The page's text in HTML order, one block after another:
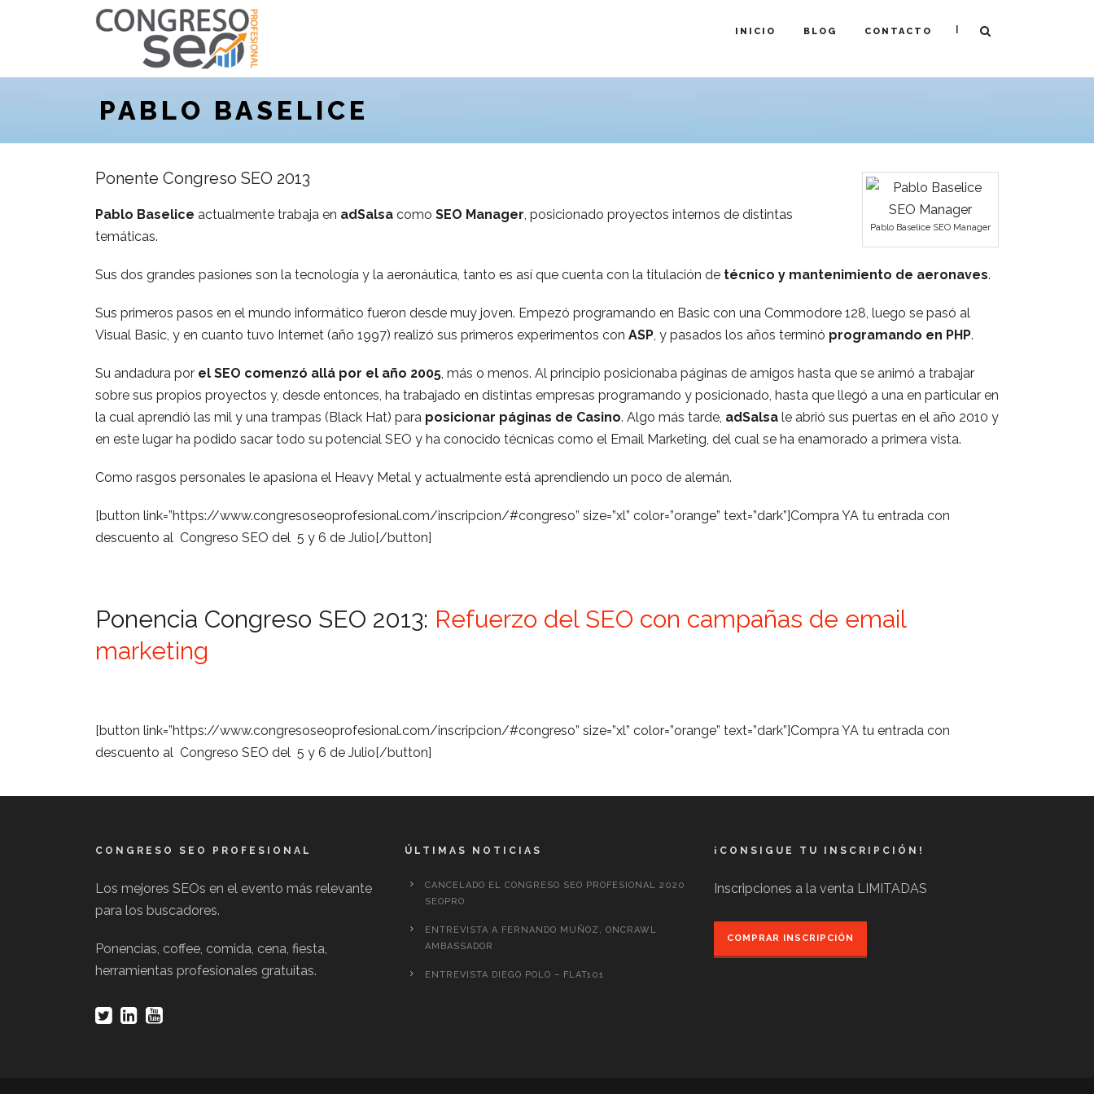
INICIO BLOG CONTACTO
PABLO BASELICE
Pablo Baselice SEO Manager
Ponente Congreso SEO 2013
Pablo Baselice actualmente trabaja en adSalsa como SEO Manager, posicionado proyectos internos de distintas
temáticas.
Sus dos grandes pasiones son la tecnología y la aeronáutica, tanto es así que cuenta con la titulación de técnico y mantenimiento de aeronaves.
Sus primeros pasos en el mundo informático fueron desde muy joven. Empezó programando en Basic con una Commodore 128, luego se pasó al
Visual Basic, y en cuanto tuvo Internet (año 1997) realizó sus primeros experimentos con ASP, y pasados los años terminó programando en PHP.
Su andadura por el SEO comenzó allá por el año 2005, más o menos. Al principio posicionaba páginas de amigos hasta que se animó a trabajar
sobre sus propios proyectos y, desde entonces, ha trabajado en distintas empresas programando y posicionado, hasta que llegó a una en particular en
la cual aprendió las mil y una trampas (Black Hat) para posicionar páginas de Casino. Algo más tarde, adSalsa le abrió sus puertas en el año 2010 y
en este lugar ha podido sacar todo su potencial SEO y ha conocido técnicas como el Email Marketing, del cual se ha enamorado a primera vista.
Como rasgos personales le apasiona el Heavy Metal y actualmente está aprendiendo un poco de alemán.
[button link=”https://www.congresoseoprofesional.com/inscripcion/#congreso” size=”xl” color=”orange” text=”dark”]Compra YA tu entrada con
descuento al Congreso SEO del 5 y 6 de Julio[/button]
Ponencia Congreso SEO 2013: Refuerzo del SEO con campañas de email
marketing
[button link=”https://www.congresoseoprofesional.com/inscripcion/#congreso” size=”xl” color=”orange” text=”dark”]Compra YA tu entrada con
descuento al Congreso SEO del 5 y 6 de Julio[/button]
CONGRESO SEO PROFESIONAL
Los mejores SEOs en el evento más relevante
para los buscadores.
Ponencias, coffee, comida, cena, fiesta,
herramientas profesionales gratuitas.
ÚLTIMAS NOTICIAS
CANCELADO EL CONGRESO SEO PROFESIONAL 2020
SEOPRO
ENTREVISTA A FERNANDO MUÑOZ, ONCRAWL
AMBASSADOR
ENTREVISTA DIEGO POLO – FLAT101
¡CONSIGUE TU INSCRIPCIÓN!
Inscripciones a la venta LIMITADAS
COMPRAR INSCRIPCIÓN